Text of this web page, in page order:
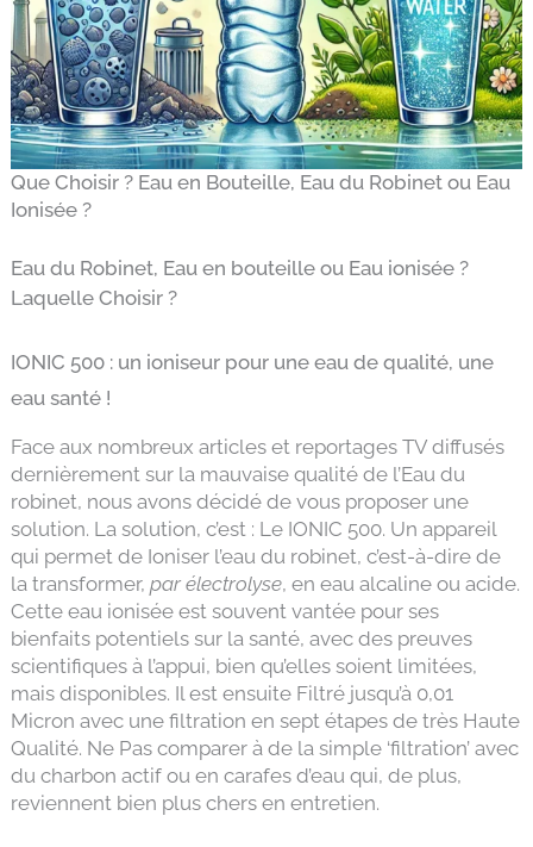
Que Choisir ? Eau en Bouteille, Eau du Robinet ou Eau
Ionisée ?
Eau du Robinet, Eau en bouteille ou Eau ionisée ?
Laquelle Choisir ?
IONIC 500 : un ioniseur pour une eau de qualité, une
eau santé !
Face aux nombreux articles et reportages TV diffusés
dernièrement sur la mauvaise qualité de l’Eau du
robinet, nous avons décidé de vous proposer une
solution. La solution, c’est : Le IONIC 500. Un appareil
qui permet de Ioniser l’eau du robinet, c’est-à-dire de
la transformer,par électrolyse, en eau alcaline ou acide.
Cette eau ionisée est souvent vantée pour ses
bienfaits potentiels sur la santé, avec des preuves
scientifiques à l’appui, bien qu’elles soient limitées,
mais disponibles. Il est ensuite Filtré jusqu’à 0,01
Micron avec une filtration en sept étapes de très Haute
Qualité. Ne Pas comparer à de la simple ‘filtration’ avec
du charbon actif ou en carafes d’eau qui, de plus,
reviennent bien plus chers en entretien.